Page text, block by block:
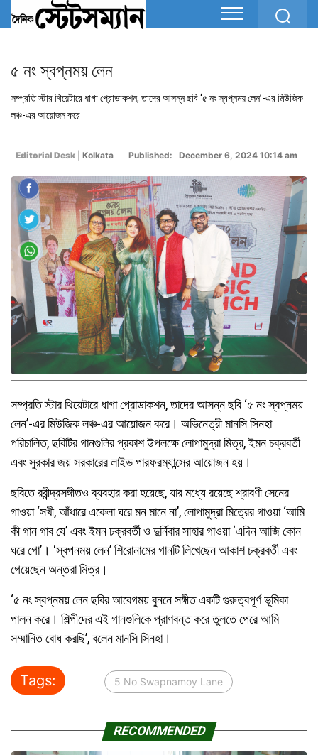
৫ নং স্বপ্নময় লেন
সম্প্রতি স্টার থিয়েটারে ধাগা প্রোডাকশন, তাদের আসন্ন ছবি ‘৫ নং স্বপ্নময় লেন’-এর মিউজিক
লঞ্চ-এর আয়োজন করে
Editorial Desk Kolkata Published: December 6, 2024 10:14 am
সম্প্রতি স্টার থিয়েটারে ধাগা প্রোডাকশন, তাদের আসন্ন ছবি ‘৫ নং স্বপ্নময়
লেন’-এর মিউজিক লঞ্চ-এর আয়োজন করে। অভিনেত্রী মানসি সিনহা
পরিচালিত, ছবিটির গানগুলির প্রকাশ উপলক্ষে লোপামুদ্রা মিত্র, ইমন চক্রবর্তী
এবং সুরকার জয় সরকারের লাইভ পারফরম্যান্সের আয়োজন হয়।
ছবিতে রবীন্দ্রসঙ্গীতও ব্যবহার করা হয়েছে, যার মধ্যে রয়েছে শ্রাবণী সেনের
গাওয়া ‘সখী, আঁধারে একেলা ঘরে মন মানে না’, লোপামুদ্রা মিত্রের গাওয়া ‘আমি
কী গান গাব যে’ এবং ইমন চক্রবর্তী ও দুর্নিবার সাহার গাওয়া ‘এদিন আজি কোন
ঘরে গো’। ‘স্বপনময় লেন’ শিরোনামের গানটি লিখেছেন আকাশ চক্রবর্তী এবং
গেয়েছেন অন্তরা মিত্র।
‘৫ নং স্বপ্নময় লেন ছবির আবেগময় বুননে সঙ্গীত একটি গুরুত্বপূর্ণ ভূমিকা
পালন করে। শিল্পীদের এই গানগুলিকে প্রাণবন্ত করে তুলতে পেরে আমি
সম্মানিত বোধ করছি’, বলেন মানসি সিনহা।
Tags: 5 No Swapnamoy Lane
RECOMMENDED